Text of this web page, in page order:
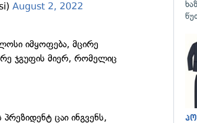
August 2, 2022
იმყოფება, მცირე
ჯგუფის მიერ, რომელიც
ცაი ინგვენს,